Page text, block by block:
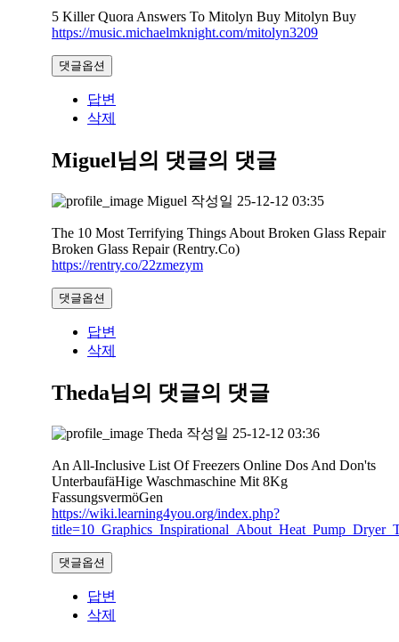
5 Killer Quora Answers To Mitolyn Buy Mitolyn Buy
https://music.michaelmknight.com/mitolyn3209
댓글옵션
답변
삭제
Miguel님의 댓글의 댓글
Miguel 작성일 25-12-12 03:35
The 10 Most Terrifying Things About Broken Glass Repair
Broken Glass Repair (Rentry.Co)
https://rentry.co/22zmezym
댓글옵션
답변
삭제
Theda님의 댓글의 댓글
Theda 작성일 25-12-12 03:36
An All-Inclusive List Of Freezers Online Dos And Don'ts
UnterbaufäHige Waschmaschine Mit 8Kg
FassungsvermöGen
https://wiki.learning4you.org/index.php?
댓글옵션
답변
삭제